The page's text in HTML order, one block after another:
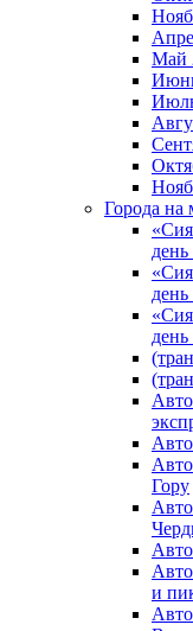
Май
Города на
день
день
день
Гору
и